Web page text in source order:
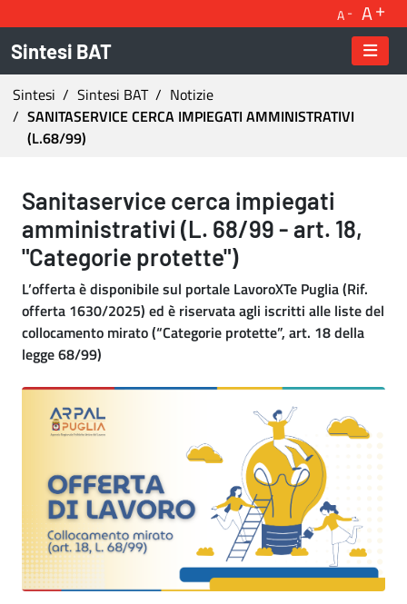
A A
Sintesi BAT
Ti trovi in:
Sintesi Sintesi BAT
Notizie
SANITASERVICE CERCA IMPIEGATI AMMINISTRATIVI
(L.68/99)
SANITASERVICE CERCA IMPIEGATI
Sanitaservice cerca impiegati
amministrativi (L. 68/99 - art. 18,
"Categorie protette")
L’offerta è disponibile sul portale LavoroXTe Puglia (Rif.
offerta 1630/2025) ed è riservata agli iscritti alle liste del
collocamento mirato (“Categorie protette”, art. 18 della
legge 68/99)